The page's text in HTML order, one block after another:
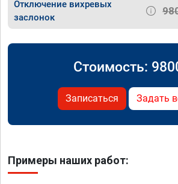
Отключение вихревых
заслонок
Стоимость:
Записаться Задать
Примеры наших работ: